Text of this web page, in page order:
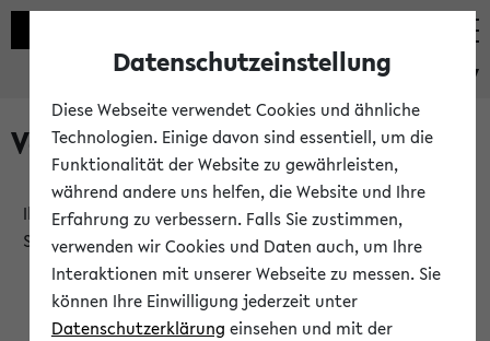
eKVV
Verlauf
Ihr Verlauf ist leer. Er wird sich im Verlauf Ihrer eKVV
Sitzung füllen.
Datenschutzeinstellung
Diese Webseite verwendet Cookies und ähnliche
Technologien. Einige davon sind essentiell, um die
Funktionalität der Website zu gewährleisten,
während andere uns helfen, die Website und Ihre
Erfahrung zu verbessern. Falls Sie zustimmen,
verwenden wir Cookies und Daten auch, um Ihre
Interaktionen mit unserer Webseite zu messen. Sie
können Ihre Einwilligung jederzeit unter
Datenschutzerklärung einsehen und mit der